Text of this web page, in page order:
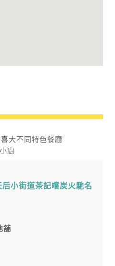
小街道茶記嚐炭火馳名
舖